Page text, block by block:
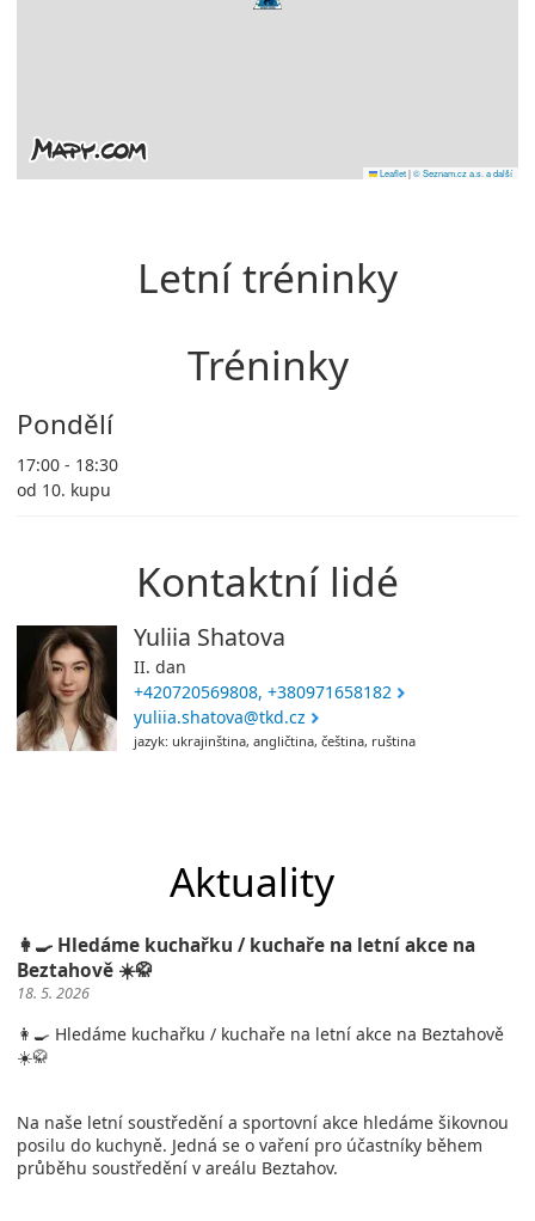
Leaflet|© Seznam.cz a.s. a další
Letní tréninky
Tréninky
Pondělí
17:00 - 18:30
od 10. kupu
Kontaktní lidé
Yuliia Shatova
II. dan
+420720569808, +380971658182
yuliia.shatova@tkd.cz
jazyk: ukrajinština, angličtina, čeština, ruština
Aktuality
👩‍🍳 Hledáme kuchařku / kuchaře na letní akce na
Beztahově ☀️🥋
18. 5. 2026
👩‍🍳 Hledáme kuchařku / kuchaře na letní akce na Beztahově
☀️🥋
Na naše letní soustředění a sportovní akce hledáme šikovnou
posilu do kuchyně. Jedná se o vaření pro účastníky během
průběhu soustředění v areálu Beztahov.